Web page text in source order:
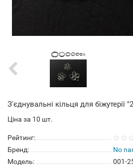
З'єднувальні кільця для біжутерії
Ціна за 10 шт.
Рейтинг:
Бренд:
No
Модель:
001-